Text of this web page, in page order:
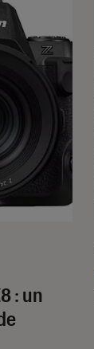
: un
5